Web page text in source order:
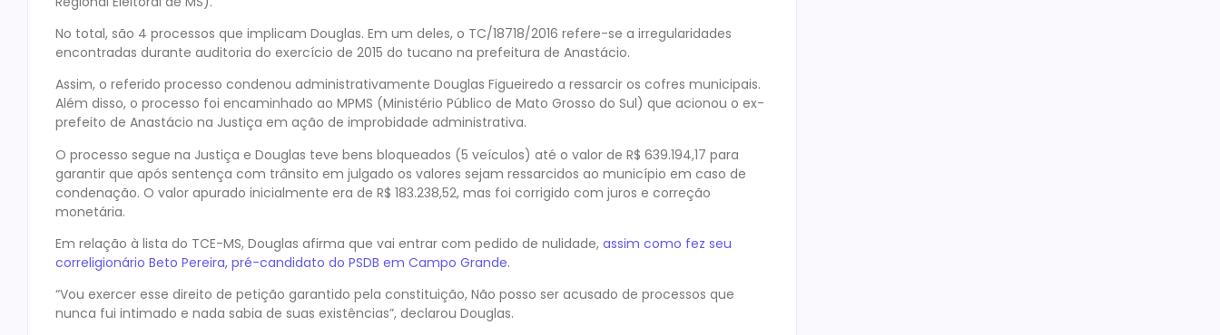
No total, são 4 processos que implicam Douglas. Em um deles, o TC/18718/2016 refere-se a irregularidades
encontradas durante auditoria do exercício de 2015 do tucano na prefeitura de Anastácio.
Assim, o referido processo condenou administrativamente Douglas Figueiredo a ressarcir os cofres municipais.
Além disso, o processo foi encaminhado ao MPMS (Ministério Público de Mato Grosso do Sul) que acionou o ex-
prefeito de Anastácio na Justiça em ação de improbidade administrativa.
O processo segue na Justiça e Douglas teve bens bloqueados (5 veículos) até o valor de R$ 639.194,17 para
garantir que após sentença com trânsito em julgado os valores sejam ressarcidos ao município em caso de
condenação. O valor apurado inicialmente era de R$ 183.238,52, mas foi corrigido com juros e correção
monetária.
Em relação à lista do TCE-MS, Douglas afirma que vai entrar com pedido de nulidade, assim como fez seu
correligionário Beto Pereira, pré-candidato do PSDB em Campo Grande.
“Vou exercer esse direito de petição garantido pela constituição, Não posso ser acusado de processos que
nunca fui intimado e nada sabia de suas existências”, declarou Douglas.